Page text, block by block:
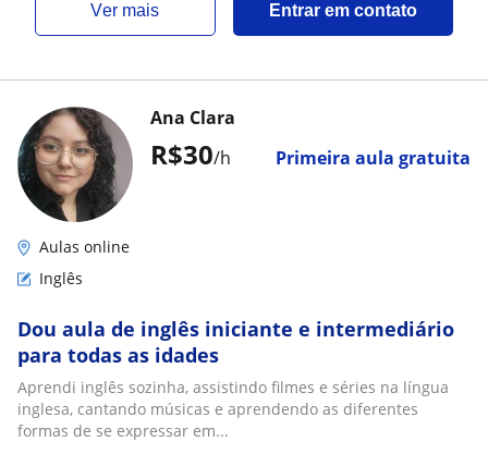
ver mais Entrar em contato
R$30/h Primeira aula gratuita
Ana Clara
Aulas online
Inglês
Dou aula de inglês iniciante e intermediário
para todas as idades
Aprendi inglês sozinha, assistindo filmes e séries na língua
inglesa, cantando músicas e aprendendo as diferentes
formas de se expressar em...